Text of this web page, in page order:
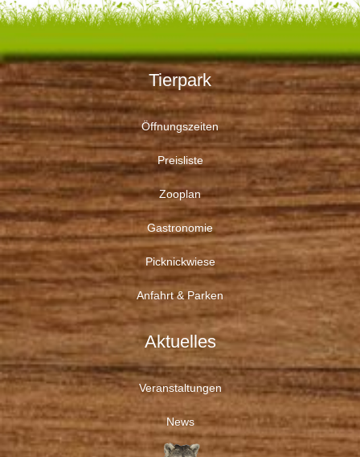
Tierpark
Öffnungszeiten
Preisliste
Zooplan
Gastronomie
Picknickwiese
Anfahrt & Parken
Aktuelles
Veranstaltungen
News